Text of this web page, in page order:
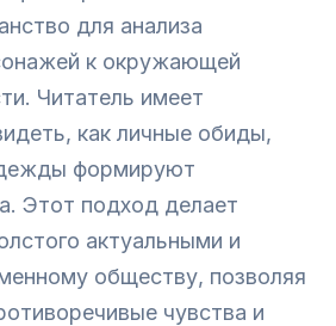
для анализа
к окружающей
Читатель имеет
как личные обиды,
формируют
Этот подход делает
актуальными и
обществу, позволяя
чувства и